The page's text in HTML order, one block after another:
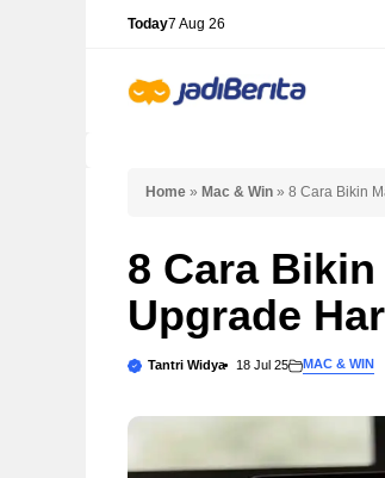
Today7 Aug 26
Home » Mac & Win » 8 Cara Bikin
8 Cara
Upgrade
Tantri Widya 18 Jul 25 MAC & WIN